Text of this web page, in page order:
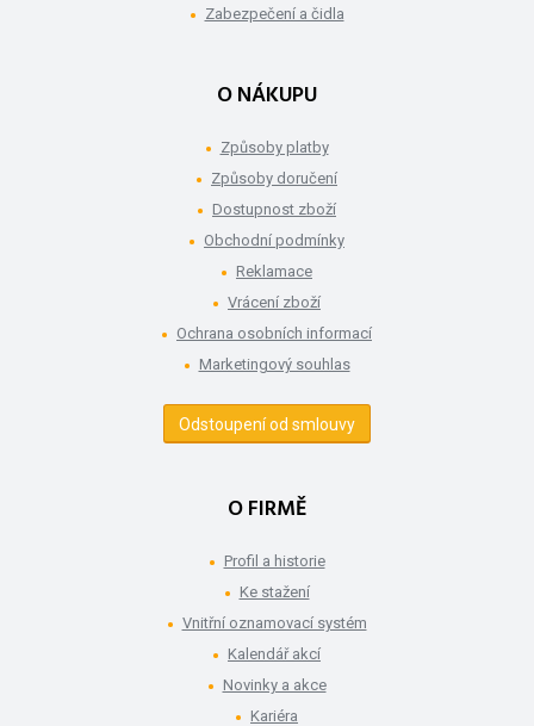
Zabezpečení a čidla
O NÁKUPU
Způsoby platby
Způsoby doručení
Dostupnost zboží
Obchodní podmínky
Reklamace
Vrácení zboží
Ochrana osobních informací
Marketingový souhlas
Odstoupení od smlouvy
O FIRMĚ
Profil a historie
Ke stažení
Vnitřní oznamovací systém
Kalendář akcí
Novinky a akce
Kariéra